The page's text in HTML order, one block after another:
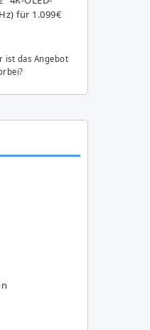
für 1.099€
ist das Angebot